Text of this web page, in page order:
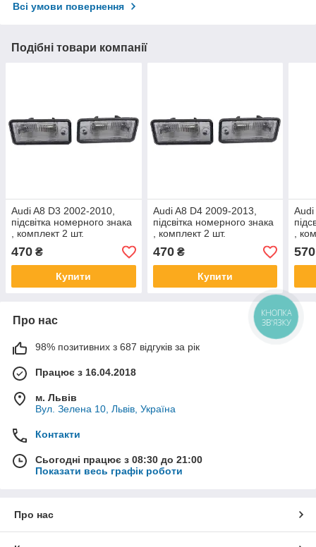
Всі умови повернення
Подібні товари компанії
Audi A8 D3 2002-2010,
підсвітка номерного знака
, комплект 2 шт.
470 ₴
Купити
Audi A8 D4 2009-2013,
підсвітка номерного знака
, комплект 2 шт.
470₴
Купити
,
570
Про нас
98% позитивних з 687 відгуків за рік
Працює з 16.04.2018
м. Львів
Вул. Зелена 10, Львів, Україна
Контакти
Сьогодні працює з 08:30 до 21:00
Показати весь графік роботи
Про нас
КНОПКА
ЗВ'ЯЗКУ